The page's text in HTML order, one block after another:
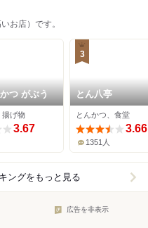
お店）です。
つ がぶう
揚げ物
3.67
3
とん八亭
とんかつ、食堂
3.66
1351人
ングをもっと見る
広告を非表示